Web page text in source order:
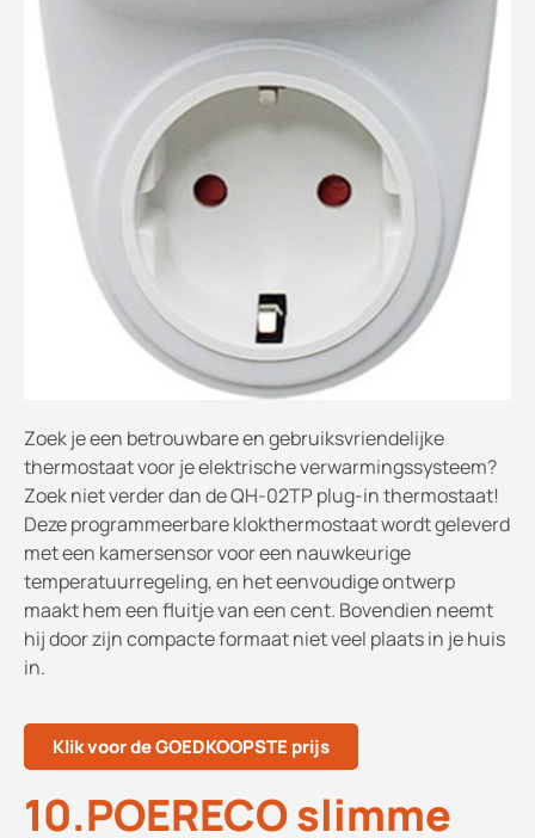
Zoek je een betrouwbare en gebruiksvriendelijke
thermostaat voor je elektrische verwarmingssysteem?
Zoek niet verder dan de QH-02TP plug-in thermostaat!
Deze programmeerbare klokthermostaat wordt geleverd
met een kamersensor voor een nauwkeurige
temperatuurregeling, en het eenvoudige ontwerp
maakt hem een fluitje van een cent. Bovendien neemt
hij door zijn compacte formaat niet veel plaats in je huis
in.
Klik voor de GOEDKOOPSTE prijs
10.POERECO slimme